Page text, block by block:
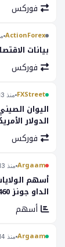
فوركس
ActionForex
بيانات الاقتصاد ٨/
فوركس
FXStreet منذ 13 ساعة
اليوان
الدولار
فوركس
Argaam منذ 13 ساعة
أسهم
الداو جونز 460 نقطة
أسهم
Argaam منذ 14 ساعة